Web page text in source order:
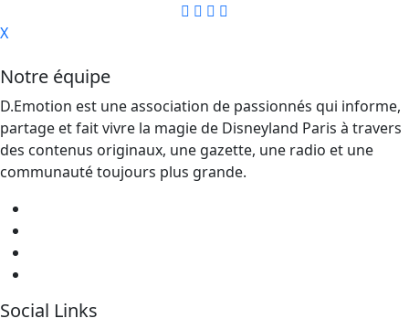
X
Notre équipe
D.Emotion est une association de passionnés qui informe,
partage et fait vivre la magie de Disneyland Paris à travers
des contenus originaux, une gazette, une radio et une
communauté toujours plus grande.
Social Links